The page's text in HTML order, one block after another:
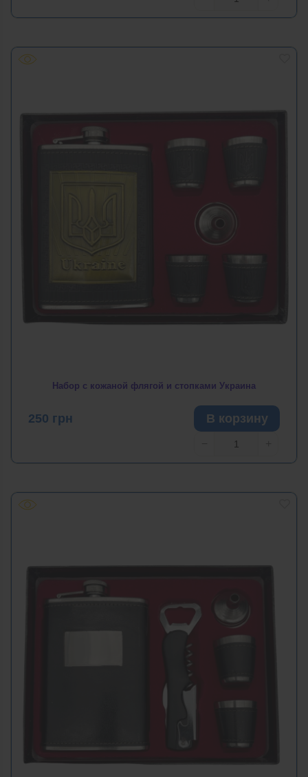
Набор с кожаной флягой и стопками Украина
250 грн В корзину